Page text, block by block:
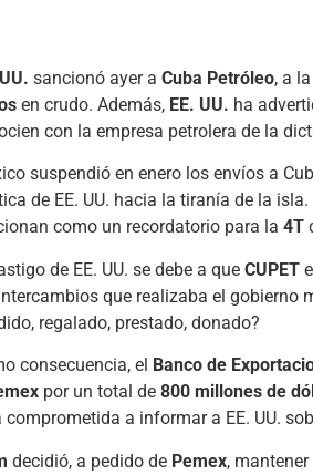
sancionó ayer a Cuba Petróleo, a
en crudo. Además, EE. UU. ha
con la empresa petrolera de la
suspendió en enero los envíos a
de EE. UU. hacia la tiranía de la
como un recordatorio para la 4T
de EE. UU. se debe a que CUPET
que realizaba el gobierno
regalado, prestado, donado?
consecuencia, el Banco de
por un total de 800 millones de
comprometida a informar a EE. UU.
decidió, a pedido de Pemex,